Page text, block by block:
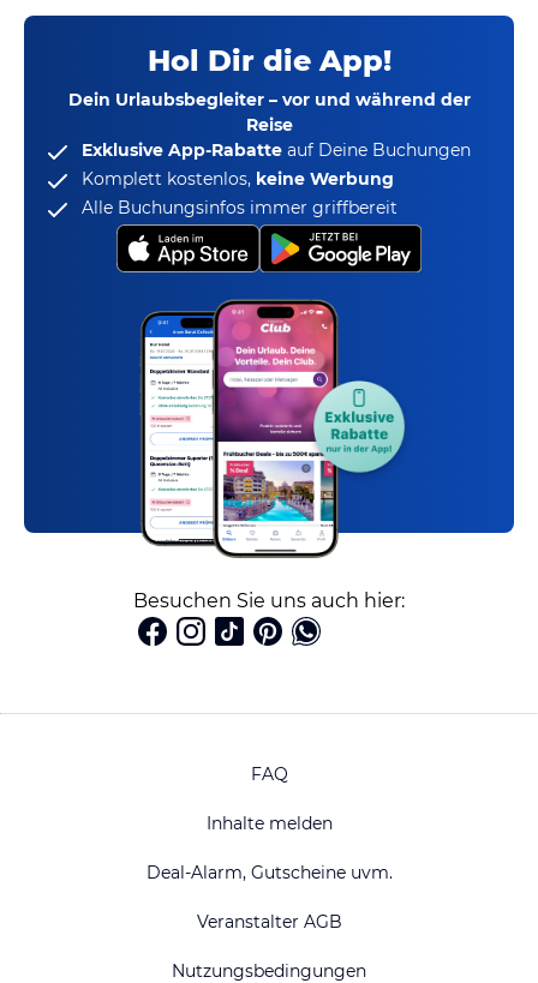
Hol Dir die App!
Dein Urlaubsbegleiter – vor und während der
Reise
Exklusive App-Rabatte auf Deine Buchungen
Komplett kostenlos, keine Werbung
Alle Buchungsinfos immer griffbereit
Besuchen Sie uns auch hier:
FAQ
Inhalte melden
Deal-Alarm, Gutscheine uvm.
Veranstalter AGB
Nutzungsbedingungen